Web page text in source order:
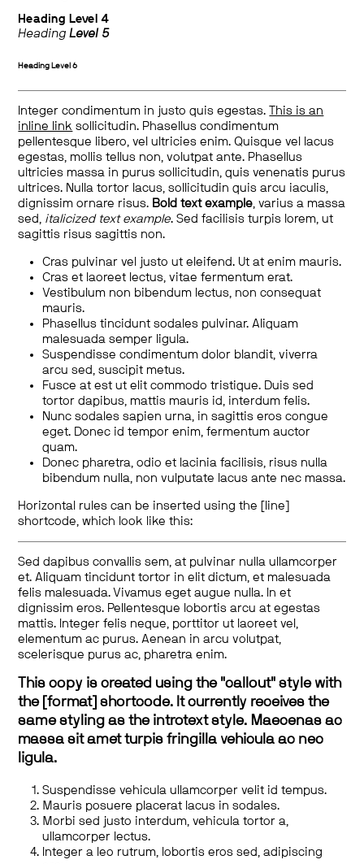
Heading Level 4
HeadingLevel 5
Heading Level 6
Integer condimentum in justo quis egestas.
This is an
inline link sollicitudin. Phasellus condimentum
pellentesque libero, vel ultricies enim. Quisque vel lacus
egestas, mollis tellus non, volutpat ante. Phasellus
ultricies massa in purus sollicitudin, quis venenatis purus
ultrices. Nulla tortor lacus, sollicitudin quis arcu iaculis,
dignissim ornare risus. Bold text example, varius a massa
sed, italicized text example. Sed facilisis turpis lorem, ut
sagittis risus sagittis non.
Cras pulvinar vel justo ut eleifend. Ut at enim mauris.
Cras et laoreet lectus, vitae fermentum erat.
Vestibulum non bibendum lectus, non consequat
mauris.
Phasellus tincidunt sodales pulvinar. Aliquam
malesuada semper ligula.
Suspendisse condimentum dolor blandit, viverra
arcu sed, suscipit metus.
Fusce at est ut elit commodo tristique. Duis sed
tortor dapibus, mattis mauris id, interdum felis.
Nunc sodales sapien urna, in sagittis eros congue
eget. Donec id tempor enim, fermentum auctor
quam.
Donec pharetra, odio et lacinia facilisis, risus nulla
bibendum nulla, non vulputate lacus ante nec massa.
Horizontal rules can be inserted using the [line]
shortcode, which look like this:
Sed dapibus convallis sem, at pulvinar nulla ullamcorper
et. Aliquam tincidunt tortor in elit dictum, et malesuada
felis malesuada. Vivamus eget augue nulla. In et
dignissim eros. Pellentesque lobortis arcu at egestas
mattis. Integer felis neque, porttitor ut laoreet vel,
elementum ac purus. Aenean in arcu volutpat,
scelerisque purus ac, pharetra enim.
This copy is created using the "callout" style with
the [format] shortcode. It currently receives the
same styling as the introtext style. Maecenas ac
massa sit amet turpis fringilla vehicula ac nec
ligula.
Suspendisse vehicula ullamcorper velit id tempus.
Mauris posuere placerat lacus in sodales.
Morbi sed justo interdum, vehicula tortor a,
ullamcorper lectus.
Integer a leo rutrum, lobortis eros sed, adipiscing